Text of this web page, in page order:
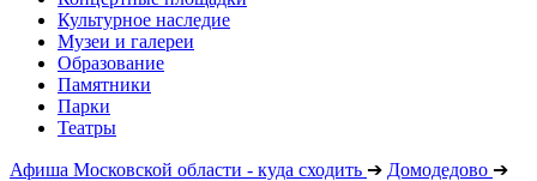
Культурное наследие
Музеи и галереи
Образование
Памятники
Парки
Театры
Афиша Московской области - куда сходить ➔ Домодедово ➔